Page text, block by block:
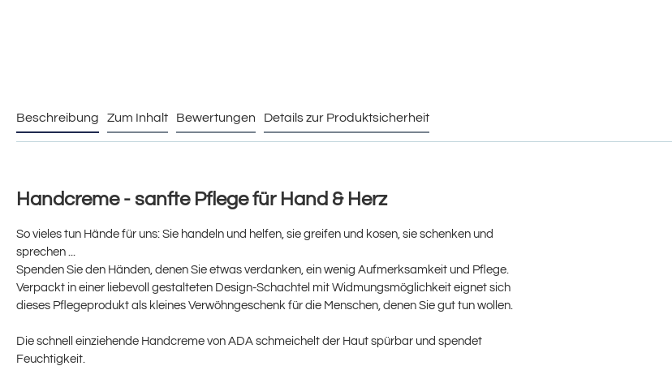
Beschreibung Zum Inhalt Bewertungen Details zur Produktsicherheit
Handcreme - sanfte Pflege für Hand & Herz
So vieles tun Hände für uns: Sie handeln und helfen, sie greifen und kosen, sie schenken und
sprechen ...
Spenden Sie den Händen, denen Sie etwas verdanken, ein wenig Aufmerksamkeit und Pflege.
Verpackt in einer liebevoll gestalteten Design-Schachtel mit Widmungsmöglichkeit eignet sich
dieses Pflegeprodukt als kleines Verwöhngeschenk für die Menschen, denen Sie gut tun wollen.
Die schnell einziehende Handcreme von ADA schmeichelt der Haut spürbar und spendet
Feuchtigkeit.